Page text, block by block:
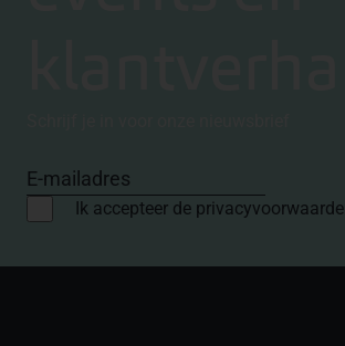
E-mailadres
Ik accepteer de